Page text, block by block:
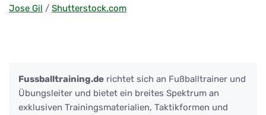
Jose Gil / Shutterstock.com
Fussballtraining.de richtet sich an Fußballtrainer und
Übungsleiter und bietet ein breites Spektrum an
exklusiven Trainingsmaterialien, Taktikformen und